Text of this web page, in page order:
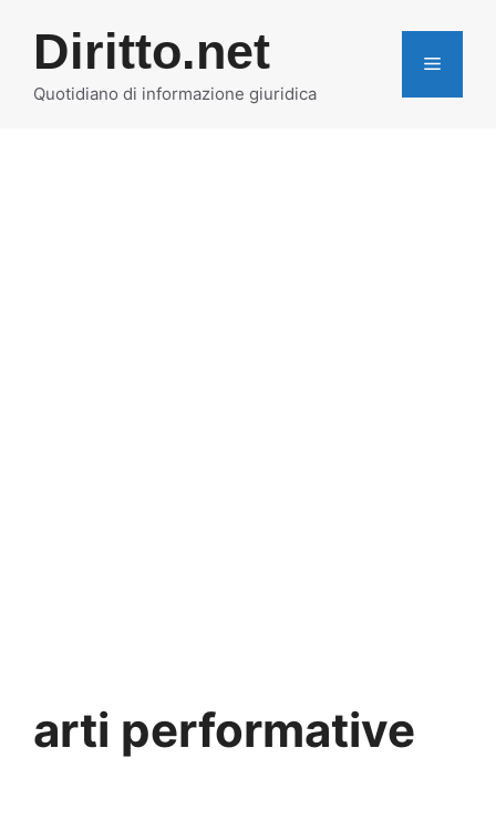
contenuto
Diritto.net
Quotidiano di informazione giuridica
MENU
arti performative